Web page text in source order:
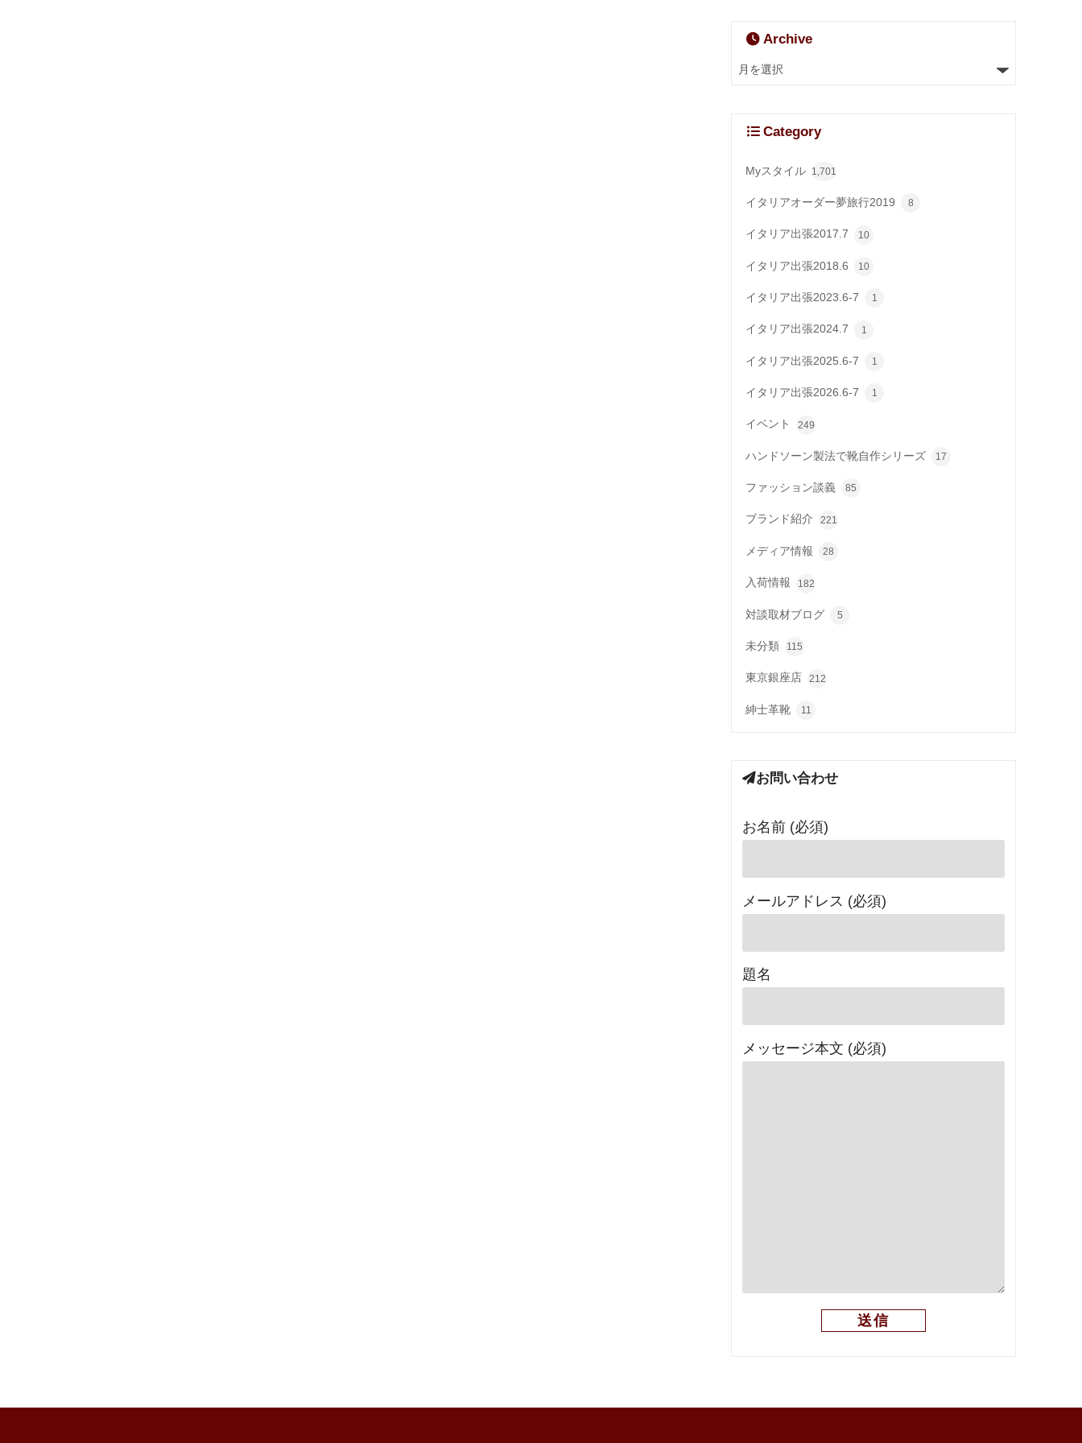
Archive
Category
Myスタイル 1,701
イタリアオーダー夢旅行2019 8
イタリア出張2017.7 10
イタリア出張2018.6 10
イタリア出張2023.6-7 1
イタリア出張2024.7 1
イタリア出張2025.6-7 1
イタリア出張2026.6-7 1
イベント 249
ハンドソーン製法で靴自作シリーズ 17
ファッション談義 85
ブランド紹介 221
メディア情報 28
入荷情報 182
対談取材ブログ 5
未分類 115
東京銀座店 212
紳士革靴 11
お問い合わせ
お名前 (必須)
メールアドレス (必須)
題名
メッセージ本文 (必須)